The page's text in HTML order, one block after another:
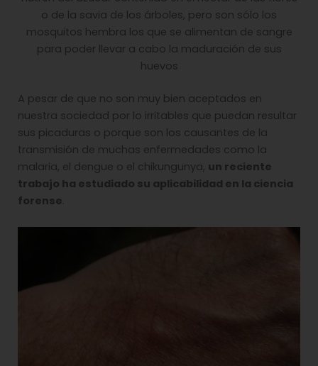
o de la savia de los árboles, pero son sólo los
mosquitos hembra los que se alimentan de sangre
para poder llevar a cabo la maduración de sus
huevos
A pesar de que no son muy bien aceptados en
nuestra sociedad por lo irritables que puedan resultar
sus picaduras o porque son los causantes de la
transmisión de muchas enfermedades como la
malaria, el dengue o el chikungunya, un reciente
trabajo ha estudiado su aplicabilidad en la ciencia
forense.